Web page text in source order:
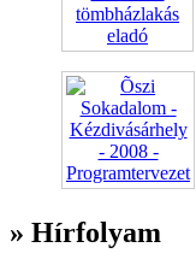
» Hírfolyam